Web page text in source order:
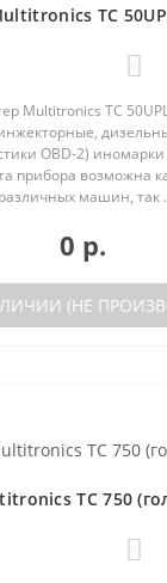
TC
Multitronics TC
OBD-2)
прибора возможна
машин, так
0 р.
(НЕ
TC 750